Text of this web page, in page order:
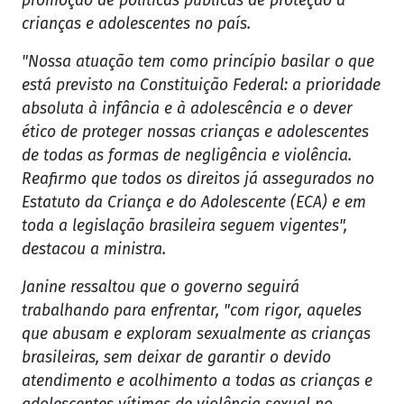
crianças e adolescentes no país.
"Nossa atuação tem como princípio basilar o que
está previsto na Constituição Federal: a prioridade
absoluta à infância e à adolescência e o dever
ético de proteger nossas crianças e adolescentes
de todas as formas de negligência e violência.
Reafirmo que todos os direitos já assegurados no
Estatuto da Criança e do Adolescente (ECA) e em
toda a legislação brasileira seguem vigentes",
destacou a ministra.
Janine ressaltou que o governo seguirá
trabalhando para enfrentar, "com rigor, aqueles
que abusam e exploram sexualmente as crianças
brasileiras, sem deixar de garantir o devido
atendimento e acolhimento a todas as crianças e